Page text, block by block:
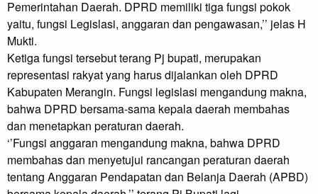
Pemerintahan Daerah. DPRD memiliki tiga fungsi pokok
yaitu, fungsi Legislasi, anggaran dan pengawasan,’’ jelas H
Mukti.
Ketiga fungsi tersebut terang Pj bupati, merupakan
representasi rakyat yang harus dijalankan oleh DPRD
Kabupaten Merangin. Fungsi legislasi mengandung makna,
bahwa DPRD bersama-sama kepala daerah membahas
dan menetapkan peraturan daerah.
‘’Fungsi anggaran mengandung makna, bahwa DPRD
membahas dan menyetujui rancangan peraturan daerah
tentang Anggaran Pendapatan dan Belanja Daerah (APBD)